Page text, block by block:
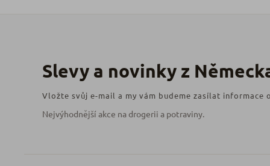
Vložte svůj e-mail a my vám budeme zasílat informace